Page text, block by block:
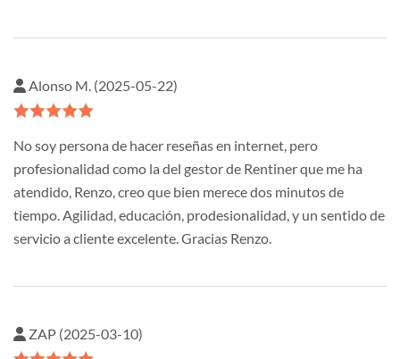
Alonso M. (2025-05-22)
No soy persona de hacer reseñas en internet, pero
profesionalidad como la del gestor de Rentiner que me ha
atendido, Renzo, creo que bien merece dos minutos de
tiempo. Agilidad, educación, prodesionalidad, y un sentido de
servicio a cliente excelente. Gracias Renzo.
ZAP (2025-03-10)